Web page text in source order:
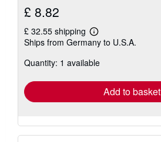
£ 8.82
£ 32.55 shipping
Learn
more
shipping
Ships from Germany to U.S.A.
Quantity: 1 available
Add to basket